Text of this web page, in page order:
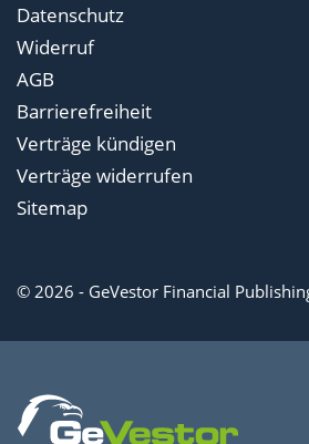
Datenschutz
Widerruf
AGB
Barrierefreiheit
Verträge kündigen
Verträge widerrufen
Sitemap
© 2026 - GeVestor Financial